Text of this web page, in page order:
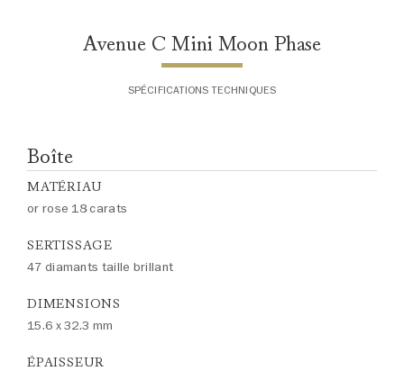
Avenue C Mini Moon Phase
SPÉCIFICATIONS TECHNIQUES
Boîte
MATÉRIAU
or rose 18 carats
SERTISSAGE
47 diamants taille brillant
DIMENSIONS
15.6 x 32.3 mm
ÉPAISSEUR